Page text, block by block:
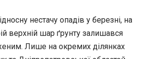
нестачу опадів у березні, на
верхній шар ґрунту залишався
Лише на окремих ділянках